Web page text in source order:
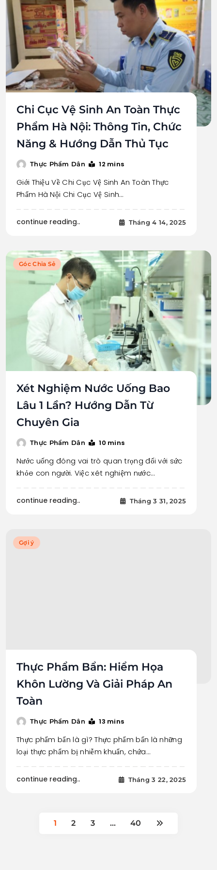
Chi Cục Vệ Sinh An Toàn Thực
Phẩm Hà Nội: Thông Tin, Chức
Năng & Hướng Dẫn Thủ Tục
Thực Phẩm Dân 12 mins
Giới Thiệu Về Chi Cục Vệ Sinh An Toàn Thực
Phẩm Hà Nội Chi Cục Vệ Sinh…
continue reading.. Tháng 4 14, 2025
Góc Chia Sẻ
Xét Nghiệm Nước Uống Bao
Lâu 1 Lần? Hướng Dẫn Từ
Chuyên Gia
Thực Phẩm Dân 10 mins
Nước uống đóng vai trò quan trọng đối với sức
khỏe con người. Việc xét nghiệm nước…
continue reading.. Tháng 3 31, 2025
Gợi ý
Thực Phẩm Bẩn: Hiểm Họa
Khôn Lường Và Giải Pháp An
Toàn
Thực Phẩm Dân 13 mins
Thực phẩm bẩn là gì? Thực phẩm bẩn là những
loại thực phẩm bị nhiễm khuẩn, chứa…
continue reading.. Tháng 3 22, 2025
1 2 3 … 40